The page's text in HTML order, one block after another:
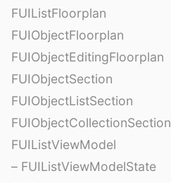
FUIListFloorplan
FUIObjectFloorplan
FUIObjectEditingFloorplan
FUIObjectSection
FUIObjectListSection
FUIObjectCollectionSection
FUIListViewModel
– FUIListViewModelState